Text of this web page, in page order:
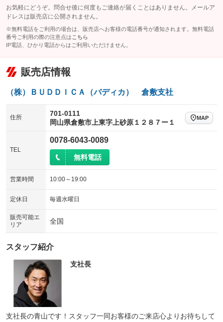
お気軽にどうぞ。問合せ後に何度もご連絡が届くことはありません。メールア
ドレスは販売店に公開されません。
※無料電話をご利用の場合は、販売店へお客様の電話番号が通知されます。無料電話
番号ご利用の際の注意点は こちら
IP電話、ひかり電話からはご利用いただけません。
販売店情報
（株）ＢＵＤＤＩＣＡ（バディカ） 倉敷支社
住所
701-0111
岡山県倉敷市上東字上砂原１２８７ー１
MAP
TEL
0078-6043-0089
無料電話
営業時間 10:00～19:00
定休日 毎週水曜日
販売可能エ
リア
全国
スタッフ紹介
支社長
支社長の青山です！スタッフ一同お客様のご来店心よりお待ちして